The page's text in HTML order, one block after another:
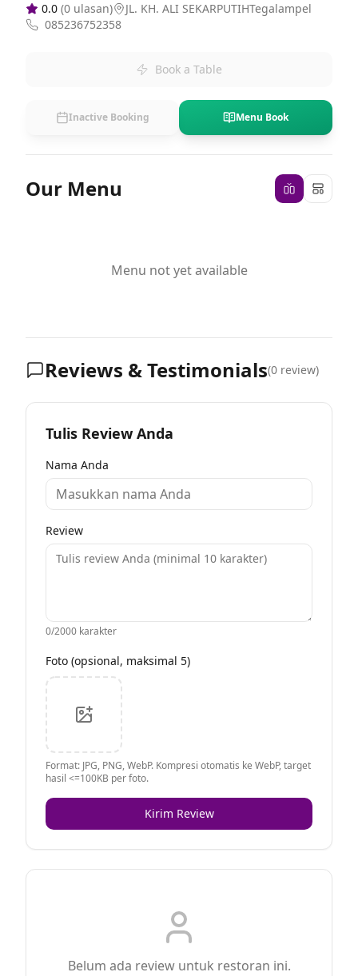
0.0 (0 ulasan)
JL. KH. ALI SEKARPUTIHTegalampel
085236752358
Book a Table
Inactive Booking Menu Book
Our Menu
Menu not yet available
Reviews & Testimonials(0 review)
Tulis Review Anda
Nama Anda
Review
0/2000 karakter
Foto (opsional, maksimal 5)
Format: JPG, PNG, WebP. Kompresi otomatis ke WebP, target
hasil <=100KB per foto.
Kirim Review
Belum ada review untuk restoran ini.